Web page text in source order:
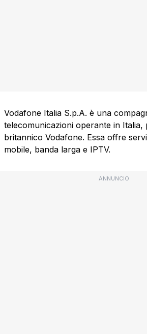
Vodafone Italia S.p.A. è una
telecomunicazioni operante in Italia,
britannico Vodafone. Essa offre
mobile, banda larga e IPTV.
ANNUNCIO